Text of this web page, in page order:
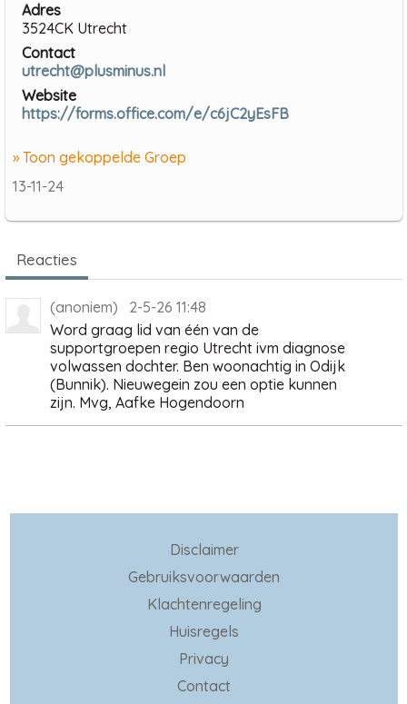
Adres
3524CK Utrecht
Contact
utrecht@plusminus.nl
Website
https://forms.office.com/e/c6jC2yEsFB
» Toon gekoppelde Groep
13-11-24
Reacties
(anoniem) 2-5-26 11:48
Word graag lid van één van de
supportgroepen regio Utrecht ivm diagnose
volwassen dochter. Ben woonachtig in Odijk
(Bunnik). Nieuwegein zou een optie kunnen
zijn. Mvg, Aafke Hogendoorn
Disclaimer
Gebruiksvoorwaarden
Klachtenregeling
Huisregels
Privacy
Contact